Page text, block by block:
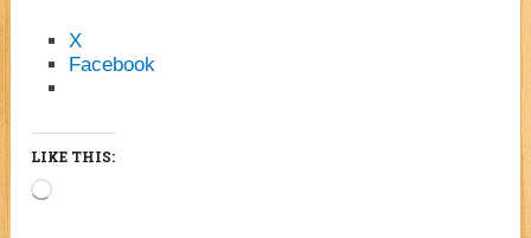
X
Facebook
LIKE THIS:
Loading…